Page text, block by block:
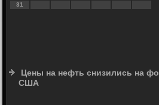
31
Цены на нефть снизились на
США